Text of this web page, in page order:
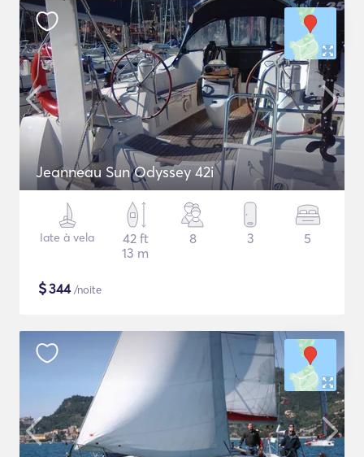
Jeanneau Sun Odyssey 42i
Iate à vela
42 ft
13 m
8 3 5
$344/noite